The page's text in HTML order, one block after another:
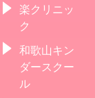
楽クリニッ
ク
和歌山キン
ダースクー
ル